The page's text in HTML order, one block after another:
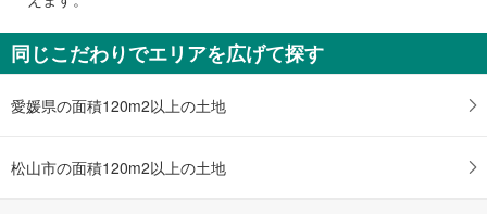
知
を
け
・
同じこだわりでエリアを広げて探す
愛媛県の面積120m2以上の土地
松山市の面積120m2以上の土地